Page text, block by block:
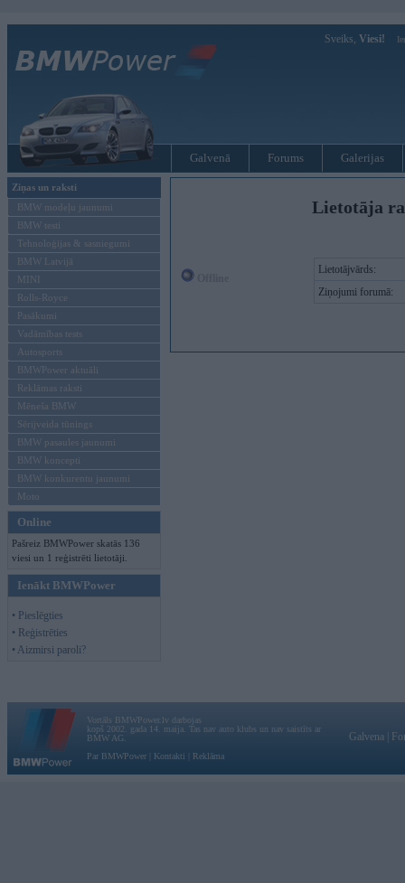
Sveiks, Viesi!
Galvenā Forums Galerijas
Ziņas un raksti
BMW modeļu jaunumi
BMW testi
Tehnoloģijas & sasniegumi
BMW Latvijā
MINI
Rolls-Royce
Pasākumi
Vadāmības tests
Autosports
BMWPower aktuāli
Reklāmas raksti
Mēneša BMW
Sērijveida tūnings
BMW pasaules jaunumi
BMW koncepti
BMW konkurentu jaunumi
Moto
Online
Pašreiz BMWPower skatās 136
viesi un 1 reģistrēti lietotāji.
Ienākt BMWPower
• Pieslēgties
• Reģistrēties
• Aizmirsi paroli?
Lietotāja
Lietotājvārds:
Ziņojumi forumā:
Vortāls BMWPower.lv darbojas
kopš 2002. gada 14. maija. Tas nav auto klubs un nav saistīts ar
BMW AG.
Par BMWPower
Kontakti Reklāma
Galvena